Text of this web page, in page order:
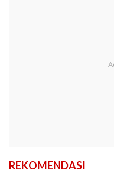
REKOMENDASI